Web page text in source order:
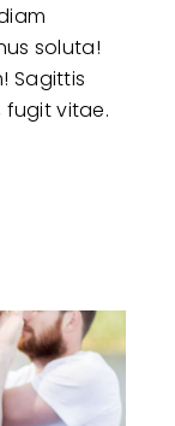
soluta!
Sagittis
fugit vitae.